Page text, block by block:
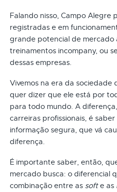
Falando nisso, Campo Alegre
registradas e em
grande potencial de mercado
treinamentos incompany, ou
dessas empresas.
Vivemos na era da sociedade
quer dizer que ele está por
para todo mundo. A
carreiras profissionais, é
informação segura, que vá
diferença.
É importante saber, então,
mercado busca: o diferencial
combinação entre as softe as